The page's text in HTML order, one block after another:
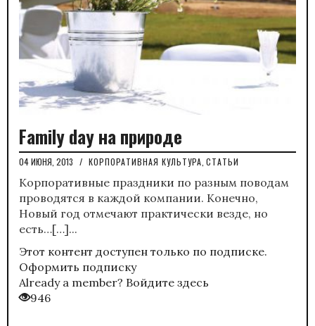
Family day на природе
04 ИЮНЯ, 2013 / КОРПОРАТИВНАЯ КУЛЬТУРА СТАТЬИ
Корпоративные праздники по разным поводам
проводятся в каждой компании. Конечно,
Новый год отмечают практически везде, но
есть…[…]...
Этот контент доступен только по подписке.
Оформить подписку
Already a member? Войдите здесь
946